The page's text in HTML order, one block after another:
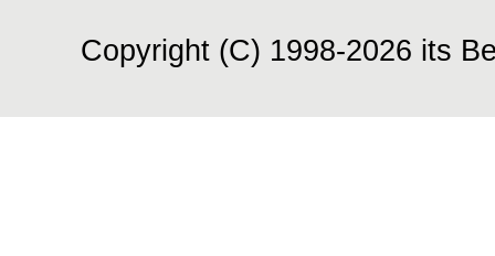
Copyright (C) 1998-2026 its